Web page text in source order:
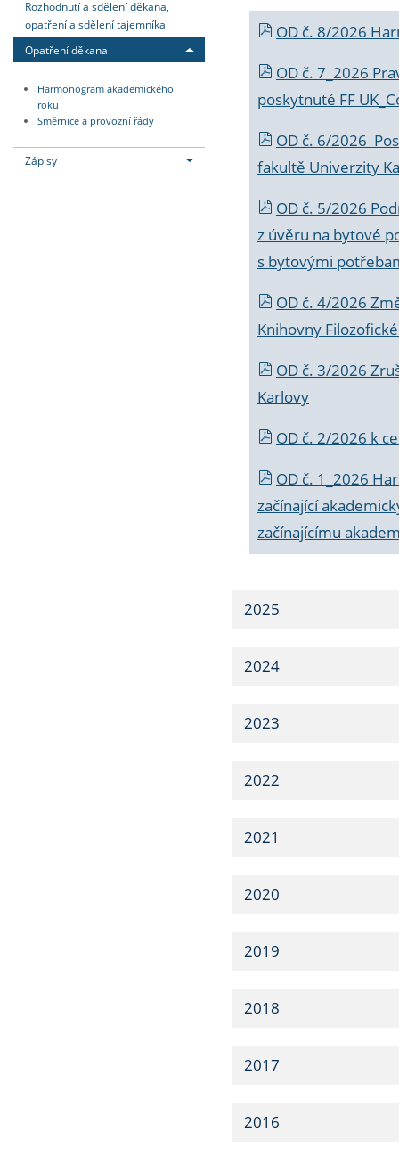
Rozhodnutí a sdělení děkana,
opatření a sdělení tajemníka
Opatření děkana
Harmonogram akademického
roku
Směrnice a provozní řády
Zápisy
OD č. 8/2026
OD č. 7_2026
poskytnuté FF
OD č. 6/2026
fakultě Univerzity
OD č. 5/2026
z úvěru na bytové
s bytovými
OD č. 4/2026
Knihovny
OD č. 3/2026
Karlovy
OD č. 2/2026 k
OD č. 1_2026
začínající
začínajícímu
2025
2024
2023
2022
2021
2020
2019
2018
2017
2016